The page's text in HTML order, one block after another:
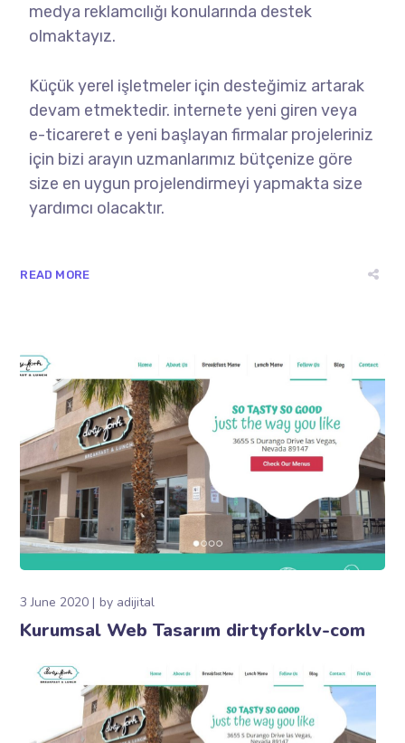
medya reklamcılığı konularında destek
olmaktayız.
Küçük yerel işletmeler için desteğimiz artarak
devam etmektedir. internete yeni giren veya
e-ticareret e yeni başlayan firmalar projeleriniz
için bizi arayın uzmanlarımız bütçenize göre
size en uygun projelendirmeyi yapmakta size
yardımcı olacaktır.
READ MORE
3 June 2020 by adijital
Kurumsal Web Tasarım dirtyforklv-com